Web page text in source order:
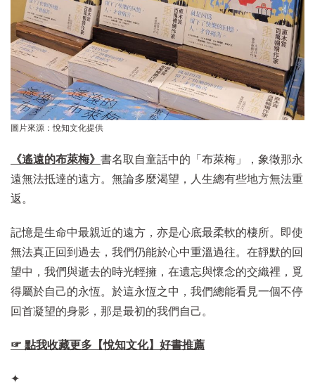
圖片來源：悅知文化提供
《遙遠的布萊梅》 書名取自童話中的「布萊梅」，象徵那永
遠無法抵達的遠方。無論多麼渴望，人生總有些地方無法重
返。
記憶是生命中最親近的遠方，亦是心底最柔軟的棲所。即使
無法真正回到過去，我們仍能於心中重溫過往。在靜默的回
望中，我們與逝去的時光輕擁，在遺忘與懷念的交織裡，覓
得屬於自己的永恆。於這永恆之中，我們總能看見一個不停
回首凝望的身影，那是最初的我們自己。
☞ 點我收藏更多【悅知文化】好書推薦
✦